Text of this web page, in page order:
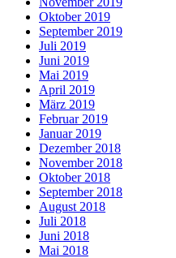
Oktober 2019
September 2019
Juli 2019
Juni 2019
Mai 2019
April 2019
März 2019
Februar 2019
Januar 2019
Dezember 2018
November 2018
Oktober 2018
September 2018
August 2018
Juli 2018
Juni 2018
Mai 2018